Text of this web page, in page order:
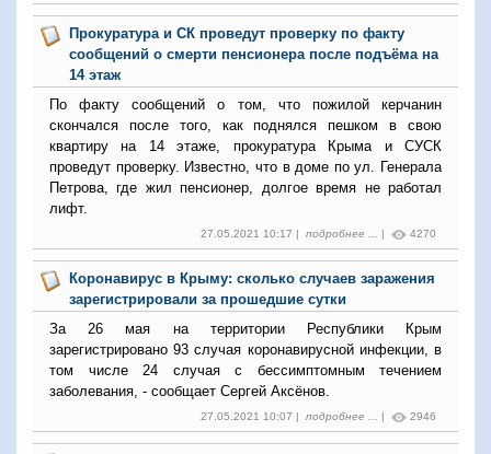
Прокуратура и СК проведут проверку по факту
сообщений о смерти пенсионера после подъёма на
14 этаж
По факту сообщений о том, что пожилой керчанин
скончался после того, как поднялся пешком в свою
квартиру на 14 этаже, прокуратура Крыма и СУСК
проведут проверку. Известно, что в доме по ул. Генерала
Петрова, где жил пенсионер, долгое время не работал
лифт.
27.05.2021 10:17 | подробнее ... | 4270
Коронавирус в Крыму: сколько случаев заражения
зарегистрировали за прошедшие сутки
За 26 мая на территории Республики Крым
зарегистрировано 93 случая коронавирусной инфекции, в
том числе 24 случая с бессимптомным течением
заболевания, - сообщает Сергей Аксёнов.
27.05.2021 10:07 | подробнее ... | 2946